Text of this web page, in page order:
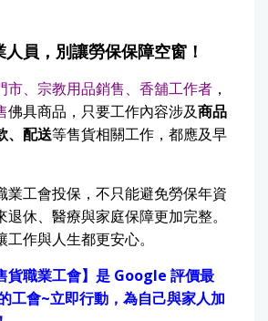
員，別讓勞保保障空窗！
市、宗教用品銷售、香舖工作者 ，
佛具商品，只要工作內容涉及商品
、配送等售貨相關工作，都應及早
業工會投保，不只能避免勞保年資
休、醫療與家庭保障更加完整。
作與人生都更安心。
貨職業工會】是 Google 評價最
工會~立即行動，為自己與家人加